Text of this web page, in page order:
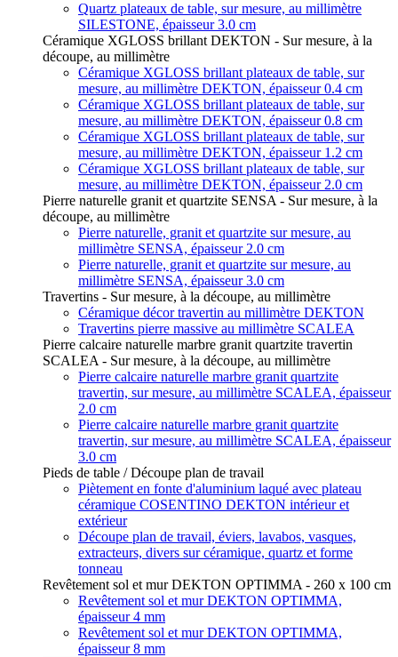
Quartz plateaux de table, sur mesure, au millimètre
SILESTONE, épaisseur 3.0 cm
Céramique XGLOSS brillant DEKTON - Sur mesure, à la
découpe, au millimètre
Céramique XGLOSS brillant plateaux de table, sur
mesure, au millimètre DEKTON, épaisseur 0.4 cm
Céramique XGLOSS brillant plateaux de table, sur
mesure, au millimètre DEKTON, épaisseur 0.8 cm
Céramique XGLOSS brillant plateaux de table, sur
mesure, au millimètre DEKTON, épaisseur 1.2 cm
Céramique XGLOSS brillant plateaux de table, sur
mesure, au millimètre DEKTON, épaisseur 2.0 cm
Pierre naturelle granit et quartzite SENSA - Sur mesure, à la
découpe, au millimètre
Pierre naturelle, granit et quartzite sur mesure, au
millimètre SENSA, épaisseur 2.0 cm
Pierre naturelle, granit et quartzite sur mesure, au
millimètre SENSA, épaisseur 3.0 cm
Travertins - Sur mesure, à la découpe, au millimètre
Céramique décor travertin au millimètre DEKTON
Travertins pierre massive au millimètre SCALEA
Pierre calcaire naturelle marbre granit quartzite travertin
SCALEA - Sur mesure, à la découpe, au millimètre
Pierre calcaire naturelle marbre granit quartzite
travertin, sur mesure, au millimètre SCALEA, épaisseur
2.0 cm
Pierre calcaire naturelle marbre granit quartzite
travertin, sur mesure, au millimètre SCALEA, épaisseur
3.0 cm
Pieds de table / Découpe plan de travail
Piètement en fonte d'aluminium laqué avec plateau
céramique COSENTINO DEKTON intérieur et
extérieur
Découpe plan de travail, éviers, lavabos, vasques,
extracteurs, divers sur céramique, quartz et forme
tonneau
Revêtement sol et mur DEKTON OPTIMMA - 260 x 100 cm
Revêtement sol et mur DEKTON OPTIMMA,
épaisseur 4 mm
Revêtement sol et mur DEKTON OPTIMMA,
épaisseur 8 mm